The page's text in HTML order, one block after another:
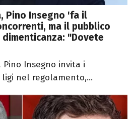
Pino Insegno 'fa il
ma il pubblico
"Dovete
Pino Insegno invita i
nel regolamento,...